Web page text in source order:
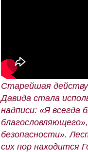
Старейшая
Давида стала
надписи: «Я
безопасности».
сих пор находится